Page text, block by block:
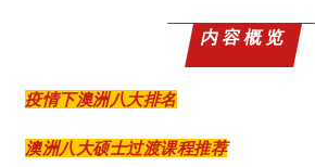
内容概览
疫情下澳洲八大排名
澳洲八大硕士过渡课程推荐